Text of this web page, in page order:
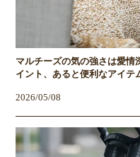
マルチーズの気の強さは愛情
イント、あると便利なアイテ
2026/05/08